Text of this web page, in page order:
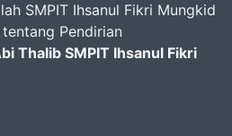
SMPIT Ihsanul Fikri Mungkid
Pendirian
Thalib SMPIT Ihsanul Fikri